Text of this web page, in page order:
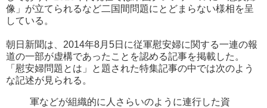
像」が立てられるなど二国間問題にとどまらない様相を呈
している。
朝日新聞は、2014年8月5日に従軍慰安婦に関する一連の報
道の一部が虚構であったことを認める記事を掲載した。
「慰安婦問題とは」と題された特集記事の中では次のよう
な記述が見られる。
軍などが組織的に人さらいのように連行した資